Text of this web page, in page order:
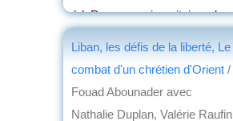
éd. Presses universitaires de
Liban, les défis de la liberté, Le
combat d'un chrétien d'Orient /
Fouad Abounader avec
Nathalie Duplan, Valérie Raufin